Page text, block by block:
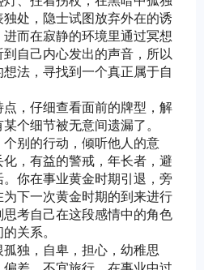
处，隐士试图放弃外在的诱
而在寂静的环境里通过冥想
自己内心发出的声音，所以
法，寻找到一个真正属于自
，仔细查看面前的牌型，解
个细节被无意间遗漏了。
别的行动，倾听他人的意
，有益的警戒，年长者，避
你在事业黄金时期引退，旁
下一次黄金时期的到来进行
考自己在这段感情中的角色
关系。
独，自卑，担心，幼稚思